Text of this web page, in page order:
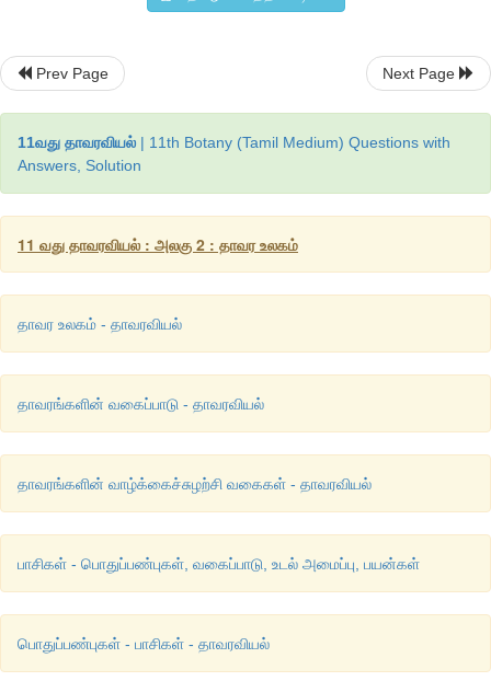
• வாழ்க்கைச் சுழற்சியில் ஓங்கிய வித்தகத்தாவர சந்ததியும்,
கேமீட்டகத்தாவர சந்ததியும் கொண்ட தெளிவான சந்ததி மாற்றம்
சிலஜிம்னோஸ்பெர்ம்களின் படங்கள் படம் 2.8-ல்
Prev Page Next Page
11வது தாவரவியல் | 11th Botany (Tamil Medium) Questions with
Answers, Solution
11 வது தாவரவியல் : அலகு 2 : தாவர உலகம்
தாவர உலகம் - தாவரவியல்
தாவரங்களின் வகைப்பாடு - தாவரவியல்
தாவரங்களின் வாழ்க்கைச்சுழற்சி வகைகள் - தாவரவியல்
பாசிகள் - பொதுப்பண்புகள், வகைப்பாடு, உடல் அமைப்பு, பயன்கள்
பொதுப்பண்புகள் - பாசிகள் - தாவரவியல்